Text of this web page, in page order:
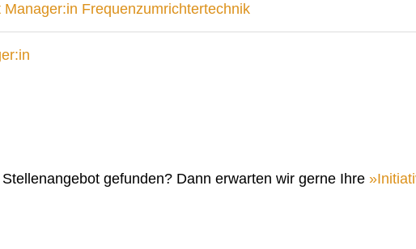
Manager:in Frequenzumrichtertechnik
gefunden? Dann erwarten wir gerne Ihre